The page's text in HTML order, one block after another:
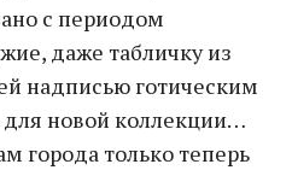
с периодом
даже табличку из
надписью готическим
новой коллекции…
города только теперь